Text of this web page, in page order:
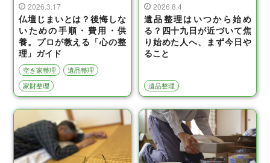
2026.3.17
仏壇じまいとは？後悔しな
いための手順・費用・供
養。プロが教える「心の整
理」ガイド
空き家整理
遺品整理
家財整理
2026.8.4
遺品整理はいつから始め
る？四十九日が近づいて焦
り始めた人へ、まず今日や
ること
遺品整理